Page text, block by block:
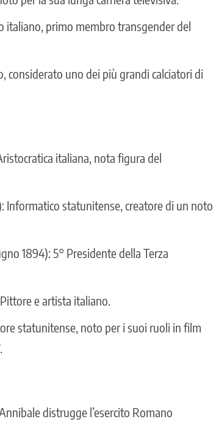
italiano, primo membro transgender del
considerato uno dei più grandi calciatori di
italiana, nota figura del
Informatico statunitense, creatore di un noto
1894): 5° Presidente della Terza
e artista italiano.
statunitense, noto per i suoi ruoli in film
distrugge l’esercito Romano